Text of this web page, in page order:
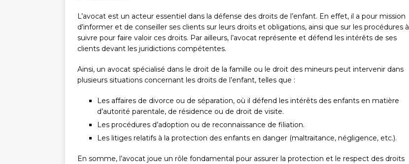
L’avocat est un acteur essentiel dans la défense des droits de l’enfant. En effet, il a pour mission
d’informer et de conseiller ses clients sur leurs droits et obligations, ainsi que sur les procédures à
suivre pour faire valoir ces droits. Par ailleurs, l’avocat représente et défend les intérêts de ses
clients devant les juridictions compétentes.
Ainsi, un avocat spécialisé dans le droit de la famille ou le droit des mineurs peut intervenir dans
plusieurs situations concernant les droits de l’enfant, telles que :
Les affaires de divorce ou de séparation, où il défend les intérêts des enfants en matière
d’autorité parentale, de résidence ou de droit de visite.
Les procédures d’adoption ou de reconnaissance de filiation.
Les litiges relatifs à la protection des enfants en danger (maltraitance, négligence, etc.).
En somme, l’avocat joue un rôle fondamental pour assurer la protection et le respect des droits